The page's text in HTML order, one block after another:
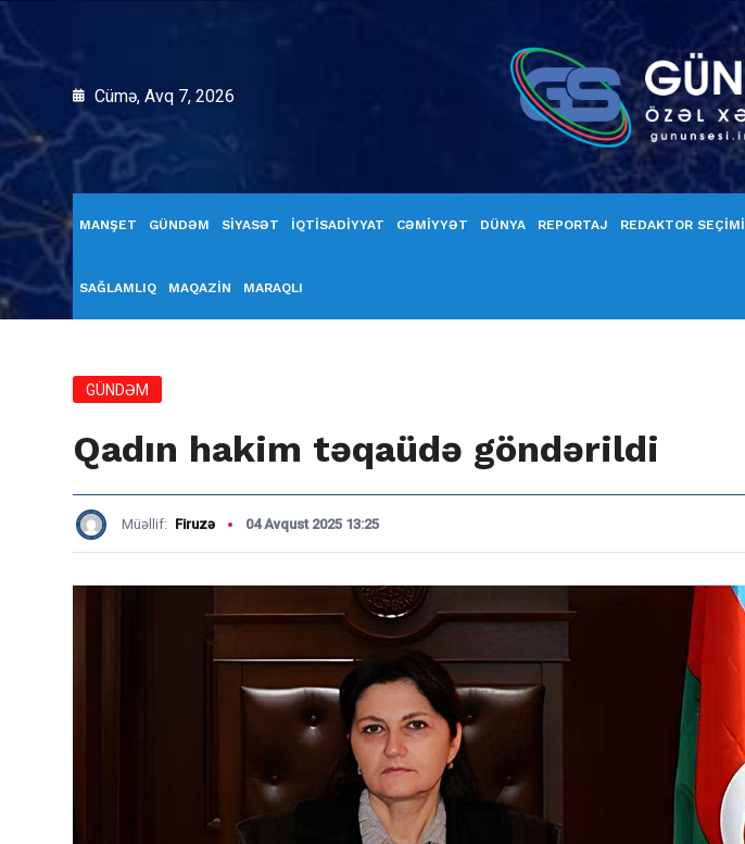
Cümə, Avq 7, 2026
MANŞET GÜNDƏM SİYASƏT İQTİSADİYYAT CƏMİYYƏT DÜNYA REPORTAJ REDAKTOR SEÇİMİ
SAĞLAMLIQ MAQAZİN MARAQLI
GÜNDƏM
Qadın hakim təqaüdə göndərildi
Müəllif: Firuzə 04 Avqust 2025 13:25